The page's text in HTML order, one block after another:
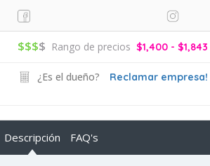
$$$$ Rango de precios $1,400 - $1,843
¿Es el dueño? Reclamar empresa!
Descripción FAQ's